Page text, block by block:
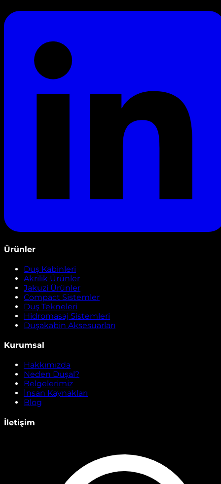
Ürünler
Duş Kabinleri
Akrilik Ürünler
Jakuzi Ürünler
Compact Sistemler
Duş Tekneleri
Hidromasaj Sistemleri
Duşakabin Aksesuarları
Kurumsal
Hakkımızda
Neden Duşal?
Belgelerimiz
İnsan Kaynakları
Blog
İletişim